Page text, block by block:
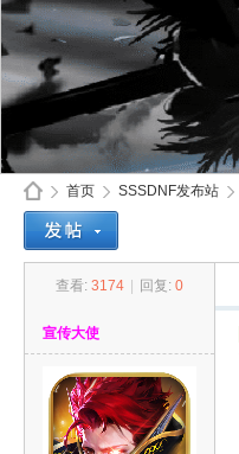
首页
›
SSSDNF发布站
查看: 3174 回复: 0
宣传大使